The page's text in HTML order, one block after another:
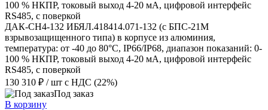
ДАК-СН4-132 ИБЯЛ.418414.071-132 (с БПС-21М
взрывозащищенного типа) в корпусе из алюминия,
температура: от -40 до 80°С, IP66/IP68, диапазон показаний: 0-
100 % НКПР, токовый выход 4-20 мА, цифровой интерфейс
RS485, с поверкой
130 310 ₽ / шт с НДС (22%)
Под заказ
В корзину